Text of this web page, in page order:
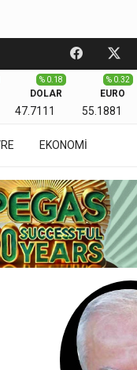
DOLAR
47.7111
% 0.18
EURO
55.1881
% 0.32
EKONOMİ